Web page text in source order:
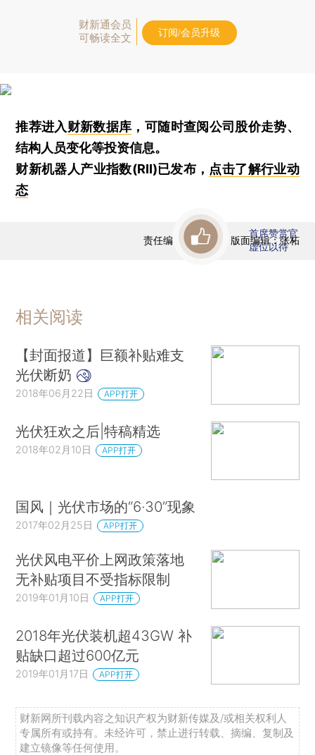
财新通会员
可畅读全文
订阅/会员升级
推荐进入财新数据库 ，可随时查阅公司股价走势、
结构人员变化等投资信息。
财新机器人产业指数(RII)已发布， 点击了解行业动
态
责任编辑：范若虹 | 版面编辑：张柘
首席赞赏官
虚位以待
相关阅读
【封面报道】巨额补贴难支
光伏断奶
2018年06月22日 APP打开
光伏狂欢之后|特稿精选
2018年02月10日 APP打开
国风｜光伏市场的“6·30”现象
2017年02月25日 APP打开
光伏风电平价上网政策落地
无补贴项目不受指标限制
2019年01月10日 APP打开
2018年光伏装机超43GW 补
贴缺口超过600亿元
2019年01月17日 APP打开
财新网所刊载内容之知识产权为财新传媒及/或相关权利人
专属所有或持有。未经许可，禁止进行转载、摘编、复制及
建立镜像等任何使用。